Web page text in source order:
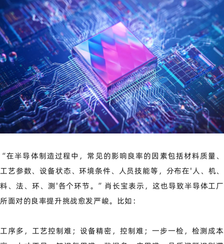
“在半导体制造过程中 ，常见的影响良率的因素包括材料质量、
工艺参数、设备状态、环境条件、人员技能等，分布在'人、机、
料、法、环、测'各个环节。 ”肖长宝表示，这也导致半导体工厂
所面对的良率提升挑战愈发严峻。 比如：
工序多，工艺控制难； 设备精密，控制难； 一步一检，检测成本